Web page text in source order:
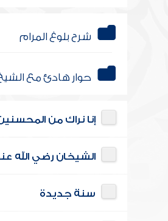
شرح بلوغ المرام
حوار هادئ مع
إنا نراك من
الشيخان رضي الله
سنة جديدة